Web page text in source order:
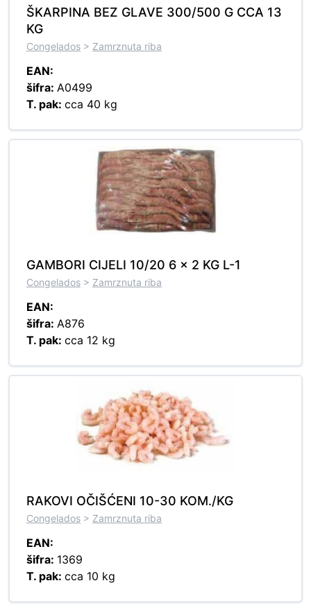
ŠKARPINA BEZ GLAVE 300/500 G CCA 13
KG
Congelados > Zamrznuta riba
EAN:
šifra: A0499
T. pak: cca 40 kg
GAMBORI CIJELI 10/20 6 x 2 KG L-1
Congelados > Zamrznuta riba
EAN:
šifra: A876
T. pak: cca 12 kg
RAKOVI OČIŠĆENI 10-30 KOM./KG
Congelados > Zamrznuta riba
EAN:
šifra: 1369
T. pak: cca 10 kg